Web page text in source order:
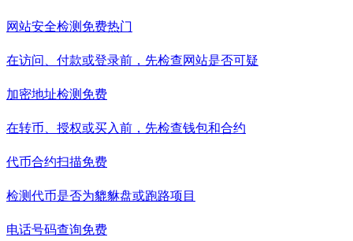
网站安全检测 免费热门
在访问、付款或登录前，先检查网站是否可疑
加密地址检测 免费
在转币、授权或买入前，先检查钱包和合约
代币合约扫描免费
检测代币是否为貔貅盘或跑路项目
电话号码查询免费